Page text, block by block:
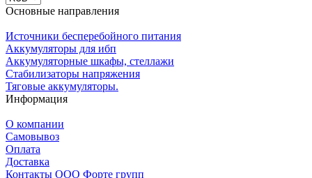
Основные направления
Источники бесперебойного питания
Аккумуляторы для ибп
Аккумуляторные шкафы, стеллажи
Стабилизаторы напряжения
Тяговые аккумуляторы.
Информация
О компании
Самовывоз
Оплата
Доставка
Контакты ООО Форте групп